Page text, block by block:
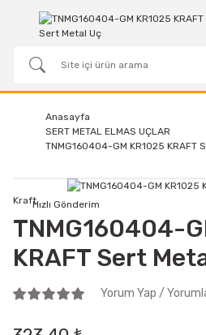
Anasayfa
SERT METAL ELMAS UÇLAR
TNMG160404-GM KR1025 KRAFT
Hızlı Gönderim
Kraft
TNMG160404-
KRAFT Sert
Yorum Yap /